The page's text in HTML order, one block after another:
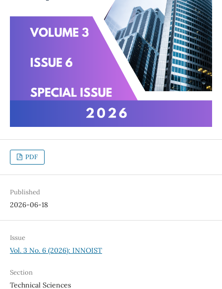
PDF
Published
2026-06-18
Issue
Vol. 3 No. 6 (2026): INNOIST
Section
Technical Sciences